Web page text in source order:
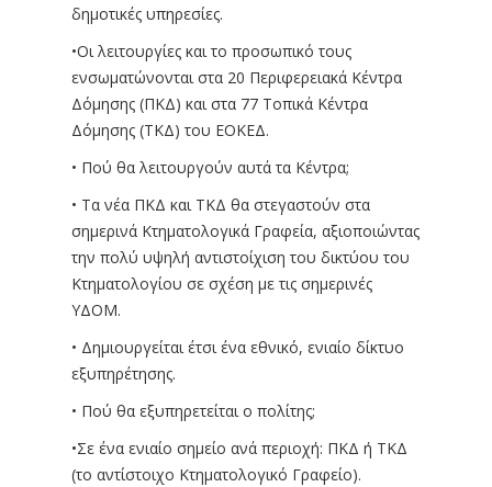
δημοτικές υπηρεσίες.
•Οι λειτουργίες και το προσωπικό τους
ενσωματώνονται στα 20 Περιφερειακά Κέντρα
Δόμησης (ΠΚΔ) και στα 77 Τοπικά Κέντρα
Δόμησης (ΤΚΔ) του ΕΟΚΕΔ.
• Πού θα λειτουργούν αυτά τα Κέντρα;
• Τα νέα ΠΚΔ και ΤΚΔ θα στεγαστούν στα
σημερινά Κτηματολογικά Γραφεία, αξιοποιώντας
την πολύ υψηλή αντιστοίχιση του δικτύου του
Κτηματολογίου σε σχέση με τις σημερινές
ΥΔΟΜ.
• Δημιουργείται έτσι ένα εθνικό, ενιαίο δίκτυο
εξυπηρέτησης.
• Πού θα εξυπηρετείται ο πολίτης;
•Σε ένα ενιαίο σημείο ανά περιοχή: ΠΚΔ ή ΤΚΔ
(το αντίστοιχο Κτηματολογικό Γραφείο).